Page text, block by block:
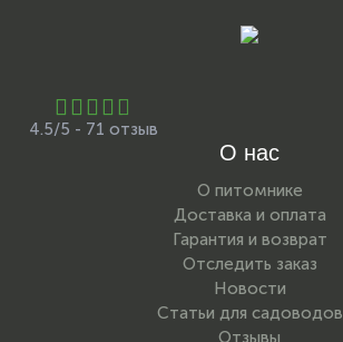
4.5/5 - 71 отзыв
О нас
О питомнике
Доставка и оплата
Гарантия и возврат
Отследить заказ
Новости
Статьи для садоводов
Отзывы